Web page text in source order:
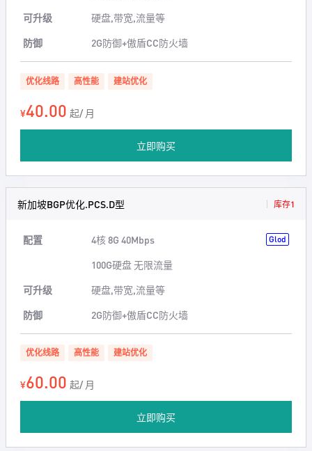
可升级
硬盘,带宽,流量等
防御
2G防御+傲盾CC防火墙
优化线路 高性能 建站优化
¥40.00 起/ 月
立即购买
新加坡BGP优化.PCS.D型 库存1
配置 4核 8G 40Mbps Glod
100G硬盘 无限流量
可升级
硬盘,带宽,流量等
防御
2G防御+傲盾CC防火墙
优化线路 高性能 建站优化
¥60.00 起/ 月
立即购买